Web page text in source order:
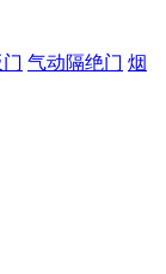
气动隔绝门 烟